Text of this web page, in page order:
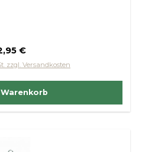
Preis:
€
zzgl. Versandkosten